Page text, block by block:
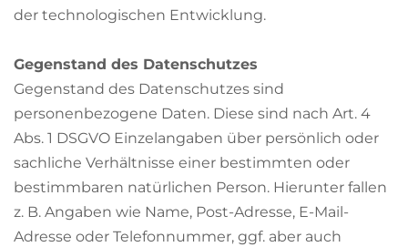
der technologischen Entwicklung.
Gegenstand des Datenschutzes
Gegenstand des Datenschutzes sind
personenbezogene Daten. Diese sind nach Art. 4
Abs. 1 DSGVO Einzelangaben über persönlich oder
sachliche Verhältnisse einer bestimmten oder
bestimmbaren natürlichen Person. Hierunter fallen
z. B. Angaben wie Name, Post-Adresse, E-Mail-
Adresse oder Telefonnummer, ggf. aber auch